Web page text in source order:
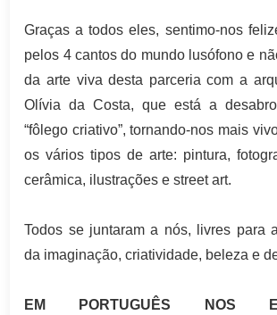
Graças a todos eles, sentimo-nos
pelos 4 cantos do mundo lusófono e
da arte viva desta parceria com a
Olívia da Costa, que está a
“fôlego criativo”, tornando-nos mais
os vários tipos de arte: pintura,
cerâmica, ilustrações e street art.
Todos se juntaram a nós, livres para
da imaginação, criatividade, beleza e
EM PORTUGUÊS NOS